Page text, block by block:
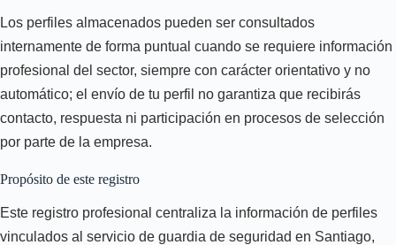
Los perfiles almacenados pueden ser consultados
internamente de forma puntual cuando se requiere información
profesional del sector, siempre con carácter orientativo y no
automático; el envío de tu perfil no garantiza que recibirás
contacto, respuesta ni participación en procesos de selección
por parte de la empresa.
Propósito de este registro
Este registro profesional centraliza la información de perfiles
vinculados al servicio de guardia de seguridad en Santiago,